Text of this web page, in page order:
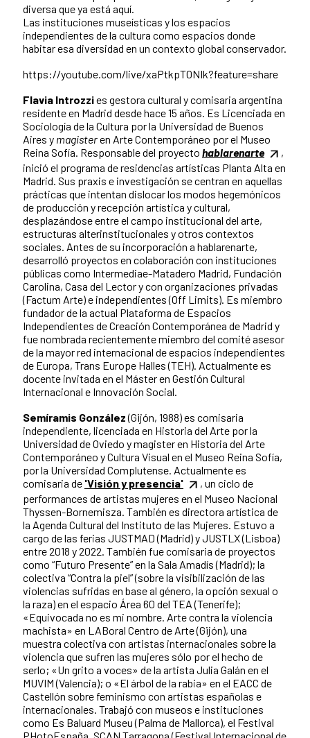
diversa que ya está aquí.
Las instituciones museísticas y los espacios
independientes de la cultura como espacios donde
habitar esa diversidad en un contexto global conservador.
https://youtube.com/live/xaPtkpT0NIk?feature=share
Flavia Introzzies gestora cultural y comisaria argentina
residente en Madrid desde hace 15 años. Es Licenciada en
Sociología de la Cultura por la Universidad de Buenos
Aires y magisteren Arte Contemporáneo por el Museo
Reina Sofía. Responsable del proyecto hablarenarte
,
inició el programa de residencias artísticas Planta Alta en
Madrid. Sus praxis e investigación se centran en aquellas
prácticas que intentan dislocar los modos hegemónicos
de producción y recepción artística y cultural,
desplazándose entre el campo institucional del arte,
estructuras alterinstitucionales y otros contextos
sociales. Antes de su incorporación a hablarenarte,
desarrolló proyectos en colaboración con instituciones
públicas como Intermediae-Matadero Madrid, Fundación
Carolina, Casa del Lector y con organizaciones privadas
(Factum Arte) e independientes (Off Limits). Es miembro
fundador de la actual Plataforma de Espacios
Independientes de Creación Contemporánea de Madrid y
fue nombrada recientemente miembro del comité asesor
de la mayor red internacional de espacios independientes
de Europa, Trans Europe Halles (TEH). Actualmente es
docente invitada en el Máster en Gestión Cultural
Internacional e Innovación Social.
Semíramis González(Gijón, 1988) es comisaria
independiente, licenciada en Historia del Arte por la
Universidad de Oviedo y magister en Historia del Arte
Contemporáneo y Cultura Visual en el Museo Reina Sofía,
por la Universidad Complutense. Actualmente es
comisaria de 'Visión y presencia'
, un ciclo de
performances de artistas mujeres en el Museo Nacional
Thyssen-Bornemisza. También es directora artística de
la Agenda Cultural del Instituto de las Mujeres. Estuvo a
cargo de las ferias JUSTMAD (Madrid) y JUSTLX (Lisboa)
entre 2018 y 2022. También fue comisaria de proyectos
como “Futuro Presente” en la Sala Amadís (Madrid); la
colectiva “Contra la piel” (sobre la visibilización de las
violencias sufridas en base al género, la opción sexual o
la raza) en el espacio Área 60 del TEA (Tenerife);
«Equivocada no es mi nombre. Arte contra la violencia
machista» en LABoral Centro de Arte (Gijón), una
muestra colectiva con artistas internacionales sobre la
violencia que sufren las mujeres sólo por el hecho de
serlo; «Un grito a voces» de la artista Julia Galán en el
MUVIM (Valencia); o «El árbol de la rabia» en el EACC de
Castellón sobre feminismo con artistas españolas e
internacionales. Trabajó con museos e instituciones
como Es Baluard Museu (Palma de Mallorca), el Festival